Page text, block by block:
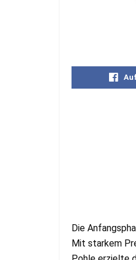
Die
Mit starkem